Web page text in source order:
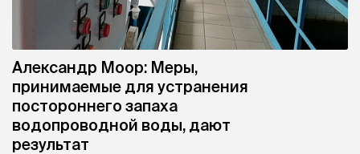
Александр Моор: Меры,
принимаемые для устранения
постороннего запаха
водопроводной воды, дают
результат